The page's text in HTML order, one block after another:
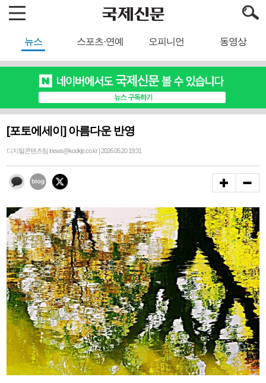
뉴스 스포츠·연예 오피니언 동영상
[포토에세이] 아름다운 반영
디지털콘텐츠팀 inews@kookje.co.kr | 2026.05.20 19:31